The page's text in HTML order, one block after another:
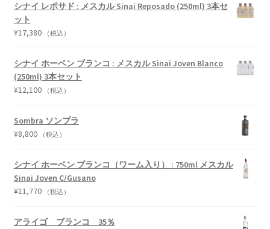
シナイ レポサド : メスカル Sinai Reposado (250ml) 3本セ
ット
¥17,380 （税込）
シナイ ホーベン ブランコ : メスカル Sinai Joven Blanco
(250ml) 3本セット
¥12,100 （税込）
Sombra ソンブラ
¥8,800 （税込）
シナイ ホーベン ブランコ（ワーム入り） : 750ml メスカル
Sinai Joven C/Gusano
¥11,770 （税込）
アライゴ ブランコ 35％